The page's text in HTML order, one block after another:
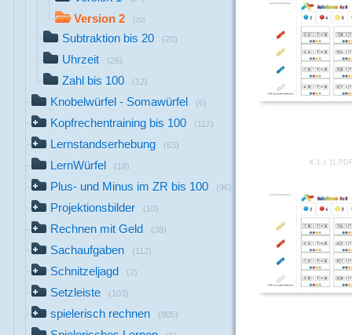
Version 2 (20)
Subtraktion bis 20 (20)
Uhrzeit (26)
Zahl bis 100 (12)
Knobelwürfel - Somawürfel (6)
Kopfrechentraining bis 100 (112)
Lernstandserhebung (63)
LernWürfel (18)
Plus- und Minus im ZR bis 100 (96)
Projektionsbilder (10)
Rechnen mit Geld (38)
Sachaufgaben (112)
Schnitzeljagd (2)
Setzleiste (103)
spielerisch rechnen (805)
K-1-1